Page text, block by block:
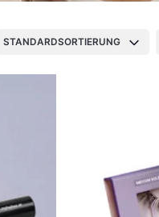
STANDARDSORTIERUNG